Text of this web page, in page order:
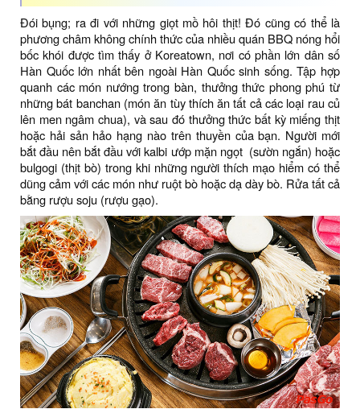
Đói bụng; ra đi với những giọt mồ hôi thịt! Đó cũng có thể là
phương châm không chính thức của nhiều quán BBQ nóng hổi
bốc khói được tìm thấy ở Koreatown, nơi có phần lớn dân số
Hàn Quốc lớn nhất bên ngoài Hàn Quốc sinh sống. Tập hợp
quanh các món nướng trong bàn, thưởng thức phong phú từ
những bát banchan (món ăn tùy thích ăn tất cả các loại rau củ
lên men ngâm chua), và sau đó thưởng thức bất kỳ miếng thịt
hoặc hải sản hảo hạng nào trên thuyền của bạn. Người mới
bắt đầu nên bắt đầu với kalbi ướp mặn ngọt (sườn ngắn) hoặc
bulgogi (thịt bò) trong khi những người thích mạo hiểm có thể
dũng cảm với các món như ruột bò hoặc dạ dày bò. Rửa tất cả
bằng rượu soju (rượu gạo).